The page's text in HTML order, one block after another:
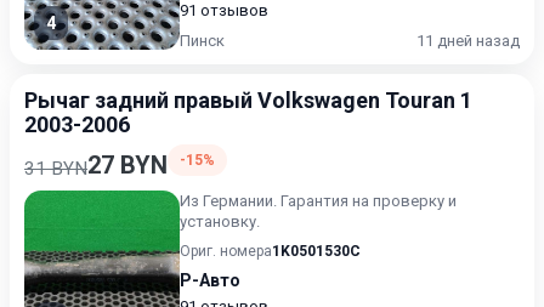
4
91 отзывов
Пинск
11 дней назад
Рычаг задний правый Volkswagen Touran 1
2003-2006
31 BYN27 BYN -15%
Из Германии. Гарантия на проверку и
установку.
Ориг. номера1K0501530C
Р-Авто